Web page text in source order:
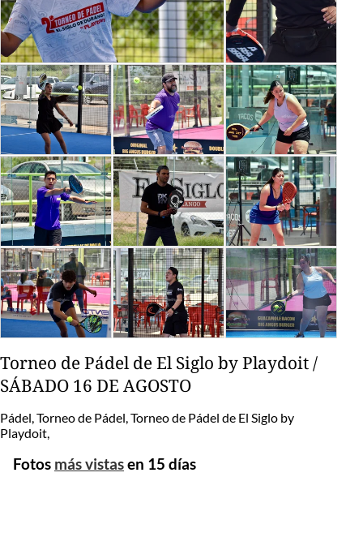
Torneo de Pádel de El Siglo by Playdoit /
SÁBADO 16 DE AGOSTO
Pádel, Torneo de Pádel, Torneo de Pádel de El Siglo by
Playdoit,
Fotos más vistasen 15 días